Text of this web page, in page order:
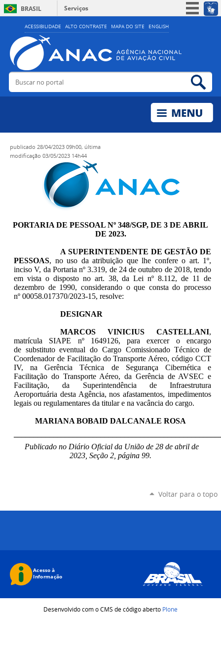
ACESSIBILIDADE ALTO CONTRASTE MAPA DO SITE ENGLISH
BRASIL
Serviços
Simplifique!
Acesso à informação
Legislação
Buscar no portal
publicado 28/04/2023 09h00, última
modificação 03/05/2023 14h44
PORTARIA DE PESSOAL Nº 348/SGP, DE 3 DE ABRIL
DE 2023.
A SUPERINTENDENTE DE GESTÃO DE
PESSOAS, no uso da atribuição que lhe confere o art. 1º,
inciso V, da Portaria nº 3.319, de 24 de outubro de 2018, tendo
em vista o disposto no art. 38, da Lei nº 8.112, de 11 de
dezembro de 1990, considerando o que consta do processo
nº 00058.017370/2023-15, resolve:
DESIGNAR
MARCOS VINICIUS CASTELLANI,
matrícula
SIAPE nº
1649126, para exercer o encargo
de substituto eventual do Cargo Comissionado Técnico de
Coordenador de Facilitação do Transporte Aéreo, código CCT
IV, na Gerência Técnica de Segurança Cibernética e
Facilitação do Transporte Aéreo, da Gerência de AVSEC e
Facilitação, da Superintendência de Infraestrutura
Aeroportuária desta Agência, nos afastamentos, impedimentos
legais ou regulamentares da titular e na vacância do cargo.
MARIANA BOBAID DALCANALE ROSA
Publicado no Diário Oficial da União de 28 de abril de
2023, Seção 2, página 99.
Voltar para o topo
Desenvolvido com o CMS de código aberto Plone